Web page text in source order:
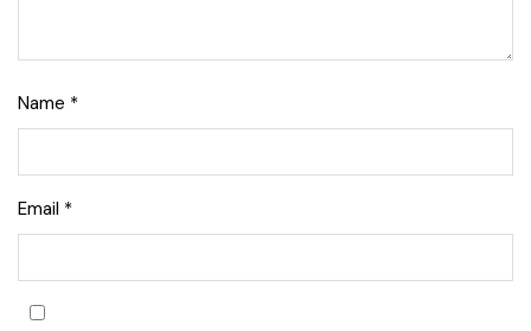
Name *
Email *